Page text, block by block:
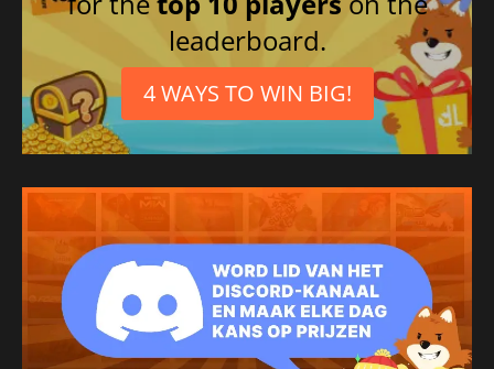
leaderboard.
4 WAYS TO WIN BIG!